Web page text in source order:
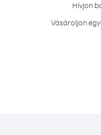
Hívjon
Vásároljon